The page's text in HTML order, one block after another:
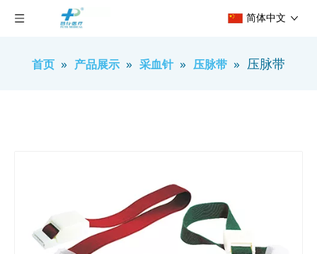
简体中文
首页 » 产品展示 » 采血针 » 压脉带 » 压脉带